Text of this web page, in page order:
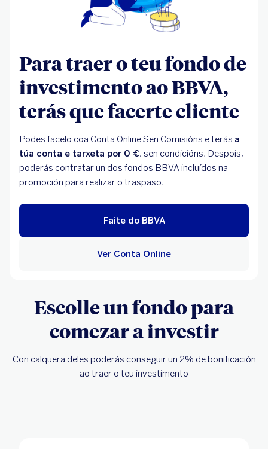
Para traer o teu fondo de
investimento ao BBVA,
terás que facerte cliente
Podes facelo coa Conta Online Sen Comisións e terás a
túa conta e tarxeta por 0 €, sen condicións. Despois,
poderás contratar un dos fondos BBVA incluídos na
promoción para realizar o traspaso.
Faite do BBVA
Ver Conta Online
Escolle un fondo para
comezar a investir
Con calquera deles poderás conseguir un 2% de bonificación
ao traer o teu investimento